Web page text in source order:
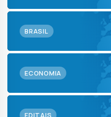
BRASIL
ECONOMIA